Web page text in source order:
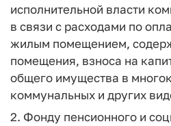
исполнительной власти
в связи с расходами по
жилым помещением,
помещения, взноса на
общего имущества в
коммунальных и других
2. Фонду пенсионного и